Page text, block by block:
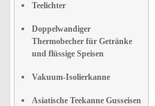
Teelichter
Doppelwandiger
Thermobecher für Getränke
und flüssige Speisen
Vakuum-Isolierkanne
Asiatische Teekanne Gusseisen